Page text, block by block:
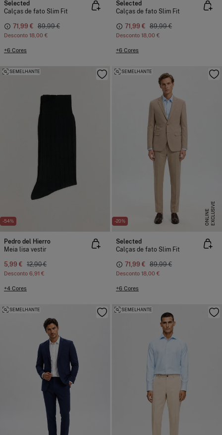
Selected
Calças de fato Slim Fit
71,99 € 89,99 €
Desconto 18,00 €
+6 Cores
Selected
Calças de fato Slim Fit
71,99 € 89,99 €
Desconto 18,00 €
+6 Cores
-54%
SEMELHANTE
Pedro del Hierro
Meia lisa vestir
5,99 € 12,90 €
Desconto 6,91 €
+4 Cores
-20% E
X
C
L
U
SI
V
E
O
N
L
I
N
E
SEMELHANTE
Selected
Calças de fato Slim Fit
71,99 € 89,99 €
Desconto 18,00 €
+6 Cores
SEMELHANTE SEMELHANTE